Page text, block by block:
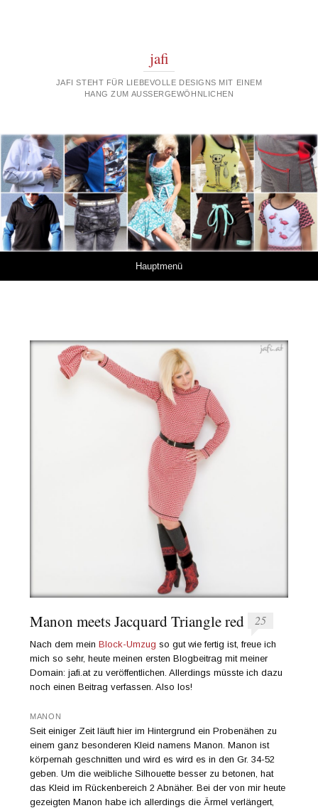
jafi
JAFI STEHT FÜR LIEBEVOLLE DESIGNS MIT EINEM
HANG ZUM AUSSERGEWÖHNLICHEN
Hauptmenü
Manon meets Jacquard Triangle red 25
Nach dem meinBlock-Umzug so gut wie fertig ist, freue ich
mich so sehr, heute meinen ersten Blogbeitrag mit meiner
Domain: jafi.at zu veröffentlichen. Allerdings müsste ich dazu
noch einen Beitrag verfassen. Also los!
MANON
Seit einiger Zeit läuft hier im Hintergrund ein Probenähen zu
einem ganz besonderen Kleid namens Manon. Manon ist
körpernah geschnitten und wird es wird es in den Gr. 34-52
geben. Um die weibliche Silhouette besser zu betonen, hat
das Kleid im Rückenbereich 2 Abnäher. Bei der von mir heute
gezeigten Manon habe ich allerdings die Ärmel verlängert,